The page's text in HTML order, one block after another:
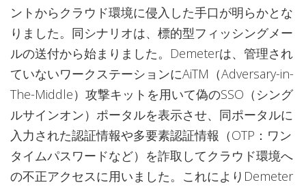
ントからクラウド環境に侵入した手口が明らかとな
りました。同シナリオは、標的型フィッシングメー
ルの送付から始まりました。Demeterは、管理され
ていないワークステーションにAiTM（Adversary-in-
The-Middle）攻撃キットを用いて偽のSSO（シング
ルサインオン）ポータルを表示させ、同ポータルに
入力された認証情報や多要素認証情報（OTP：ワン
タイムパスワードなど）を詐取してクラウド環境へ
の不正アクセスに用いました。これによりDemeter